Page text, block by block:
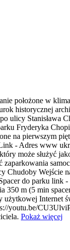
położone w
historycznej
ulicy
Fryderyka
na pierwszym
- Adres www
może służyć
Chudoby Wejście
do parku
350 m (5 min
Internet
youtu.be/
Pokaż więcej